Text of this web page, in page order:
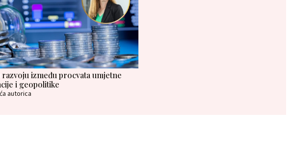
između procvata umjetne
i geopolitike
autorica